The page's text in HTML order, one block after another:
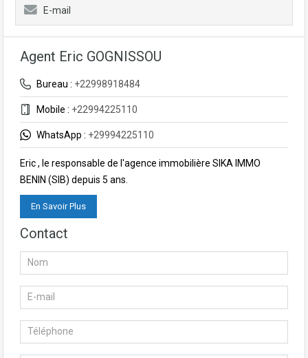
E-mail
Agent Eric GOGNISSOU
Bureau : +22998918484
Mobile : +22994225110
WhatsApp : +29994225110
Eric , le responsable de l'agence immobilière SIKA IMMO
BENIN (SIB) depuis 5 ans.
En Savoir Plus
Contact